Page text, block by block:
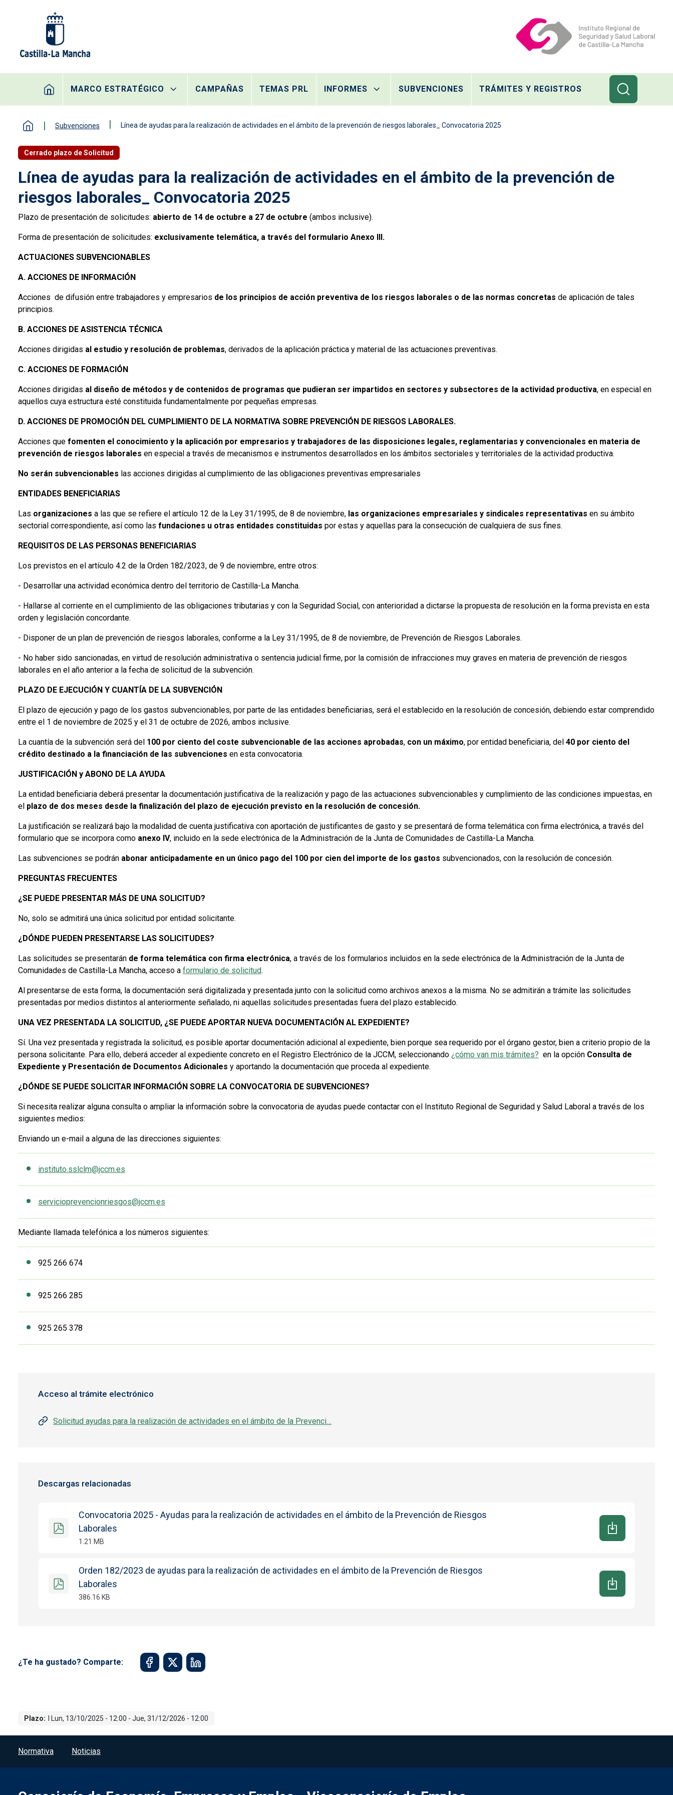
Navegación principal
MARCO ESTRATÉGICO CAMPAÑAS TEMAS PRL INFORMES SUBVENCIONES TRÁMITES Y REGISTROS
Subvenciones Línea de ayudas para la realización de actividades en el ámbito de la prevención de riesgos laborales_ Convocatoria 2025
Cerrado plazo de Solicitud
Línea de ayudas para la realización de actividades en el ámbito de la prevención de
riesgos laborales_ Convocatoria 2025
Plazo de presentación de solicitudes: abierto de 14 de octubre a 27 de octubre (ambos inclusive).
Forma de presentación de solicitudes: exclusivamente telemática, a través del formulario Anexo III.
ACTUACIONES SUBVENCIONABLES
A. ACCIONES DE INFORMACIÓN
Acciones de difusión entre trabajadores y empresarios de los principios de acción preventiva de los riesgos laborales o de las normas concretas de aplicación de tales
principios.
B. ACCIONES DE ASISTENCIA TÉCNICA
Acciones dirigidas al estudio y resolución de problemas, derivados de la aplicación práctica y material de las actuaciones preventivas.
C. ACCIONES DE FORMACIÓN
Acciones dirigidas al diseño de métodos y de contenidos de programas que pudieran ser impartidos en sectores y subsectores de la actividad productiva, en especial en
aquellos cuya estructura esté constituida fundamentalmente por pequeñas empresas.
D. ACCIONES DE PROMOCIÓN DEL CUMPLIMIENTO DE LA NORMATIVA SOBRE PREVENCIÓN DE RIESGOS LABORALES.
Acciones que fomenten el conocimiento y la aplicación por empresarios y trabajadores de las disposiciones legales, reglamentarias y convencionales en materia de
prevención de riesgos laborales en especial a través de mecanismos e instrumentos desarrollados en los ámbitos sectoriales y territoriales de la actividad productiva.
No serán subvencionables las acciones dirigidas al cumplimiento de las obligaciones preventivas empresariales
ENTIDADES BENEFICIARIAS
Las organizaciones a las que se refiere el artículo 12 de la Ley 31/1995, de 8 de noviembre, las organizaciones empresariales y sindicales representativas en su ámbito
sectorial correspondiente, así como las fundaciones u otras entidades constituidas por estas y aquellas para la consecución de cualquiera de sus fines.
REQUISITOS DE LAS PERSONAS BENEFICIARIAS
Los previstos en el artículo 4.2 de la Orden 182/2023, de 9 de noviembre, entre otros:
- Desarrollar una actividad económica dentro del territorio de Castilla-La Mancha.
- Hallarse al corriente en el cumplimiento de las obligaciones tributarias y con la Seguridad Social, con anterioridad a dictarse la propuesta de resolución en la forma prevista en esta
orden y legislación concordante.
- Disponer de un plan de prevención de riesgos laborales, conforme a la Ley 31/1995, de 8 de noviembre, de Prevención de Riesgos Laborales.
- No haber sido sancionadas, en virtud de resolución administrativa o sentencia judicial firme, por la comisión de infracciones muy graves en materia de prevención de riesgos
laborales en el año anterior a la fecha de solicitud de la subvención.
PLAZO DE EJECUCIÓN Y CUANTÍA DE LA SUBVENCIÓN
El plazo de ejecución y pago de los gastos subvencionables, por parte de las entidades beneficiarias, será el establecido en la resolución de concesión, debiendo estar comprendido
entre el 1 de noviembre de 2025 y el 31 de octubre de 2026, ambos inclusive.
La cuantía de la subvención será del 100 por ciento del coste subvencionable de las acciones aprobadas, con un máximo, por entidad beneficiaria, del 40 por ciento del
crédito destinado a la financiación de las subvenciones en esta convocatoria.
JUSTIFICACIÓN y ABONO DE LA AYUDA
La entidad beneficiaria deberá presentar la documentación justificativa de la realización y pago de las actuaciones subvencionables y cumplimiento de las condiciones impuestas, en
el plazo de dos meses desde la finalización del plazo de ejecución previsto en la resolución de concesión.
La justificación se realizará bajo la modalidad de cuenta justificativa con aportación de justificantes de gasto y se presentará de forma telemática con firma electrónica, a través del
formulario que se incorpora como anexo IV, incluido en la sede electrónica de la Administración de la Junta de Comunidades de Castilla-La Mancha.
Las subvenciones se podrán abonar anticipadamente en un único pago del 100 por cien del importe de los gastos subvencionados, con la resolución de concesión.
PREGUNTAS FRECUENTES
¿SE PUEDE PRESENTAR MÁS DE UNA SOLICITUD?
No, solo se admitirá una única solicitud por entidad solicitante.
¿DÓNDE PUEDEN PRESENTARSE LAS SOLICITUDES?
Las solicitudes se presentarán de forma telemática con firma electrónica, a través de los formularios incluidos en la sede electrónica de la Administración de la Junta de
Comunidades de Castilla-La Mancha, acceso a formulario de solicitud.
Al presentarse de esta forma, la documentación será digitalizada y presentada junto con la solicitud como archivos anexos a la misma. No se admitirán a trámite las solicitudes
presentadas por medios distintos al anteriormente señalado, ni aquellas solicitudes presentadas fuera del plazo establecido.
UNA VEZ PRESENTADA LA SOLICITUD, ¿SE PUEDE APORTAR NUEVA DOCUMENTACIÓN AL EXPEDIENTE?
Sí. Una vez presentada y registrada la solicitud, es posible aportar documentación adicional al expediente, bien porque sea requerido por el órgano gestor, bien a criterio propio de la
persona solicitante. Para ello, deberá acceder al expediente concreto en el Registro Electrónico de la JCCM, seleccionando ¿cómo van mis trámites? en la opción Consulta de
Expediente y Presentación de Documentos Adicionales y aportando la documentación que proceda al expediente.
¿DÓNDE SE PUEDE SOLICITAR INFORMACIÓN SOBRE LA CONVOCATORIA DE SUBVENCIONES?
Si necesita realizar alguna consulta o ampliar la información sobre la convocatoria de ayudas puede contactar con el Instituto Regional de Seguridad y Salud Laboral a través de los
siguientes medios:
Enviando un e-mail a alguna de las direcciones siguientes:
instituto.sslclm@jccm.es
servicioprevencionriesgos@jccm.es
Mediante llamada telefónica a los números siguientes:
925 266 674
925 266 285
925 265 378
Acceso al trámite electrónico
Solicitud ayudas para la realización de actividades en el ámbito de la Prevenci…
Descargas relacionadas
Convocatoria 2025 - Ayudas para la realización de actividades en el ámbito de la Prevención de Riesgos
Laborales
1.21 MB
Orden 182/2023 de ayudas para la realización de actividades en el ámbito de la Prevención de Riesgos
Laborales
386.16 KB
¿Te ha gustado? Comparte:
Plazo Lun, 13/10/2025 - 12:00 - Jue, 31/12/2026 - 12:00
Menú del pie
Normativa Noticias